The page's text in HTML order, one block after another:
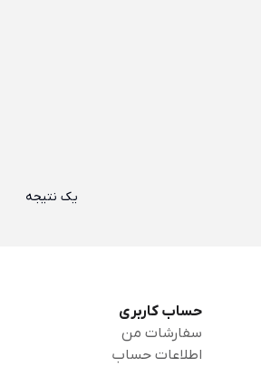
یک نتیجه
حساب کاربری
سفارشات من
اطلاعات حساب